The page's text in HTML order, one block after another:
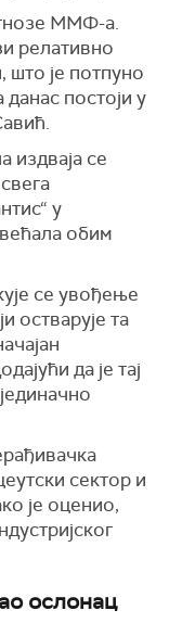
ММФ-а.
релативно
што је потпуно
данас постоји у
издваја се
у
обим
се увођење
остварује та
да је тај
сектор и
је оценио,
ослонац